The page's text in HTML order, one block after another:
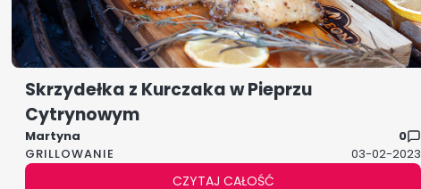
GRILLOWANIE 03-02-2023
Skrzydełka z Kurczaka w Pieprzu
Cytrynowym
CZYTAJ CAŁOŚĆ
Martyna 0